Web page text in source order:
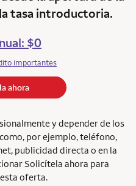
tasa introductoria.
$0
importantes
ahora
y depender de los
por ejemplo, teléfono,
publicidad directa o en la
Solicítela ahora para
oferta.